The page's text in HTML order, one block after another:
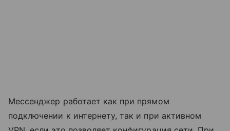
Мессенджер работает как при прямом
подключении к интернету, так и при активном